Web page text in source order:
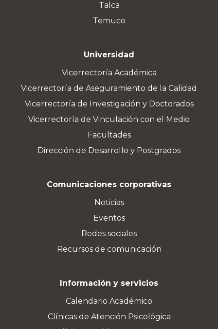
Talca
Temuco
Universidad
Vicerrectoría Académica
Vicerrectoría de Aseguramiento de la Calidad
Vicerrectoría de Investigación y Doctorados
Vicerrectoría de Vinculación con el Medio
Facultades
Dirección de Desarrollo y Postgrados
Comunicaciones corporativas
Noticias
Eventos
Redes sociales
Recursos de comunicación
Información y servicios
Calendario Académico
Clínicas de Atención Psicológica